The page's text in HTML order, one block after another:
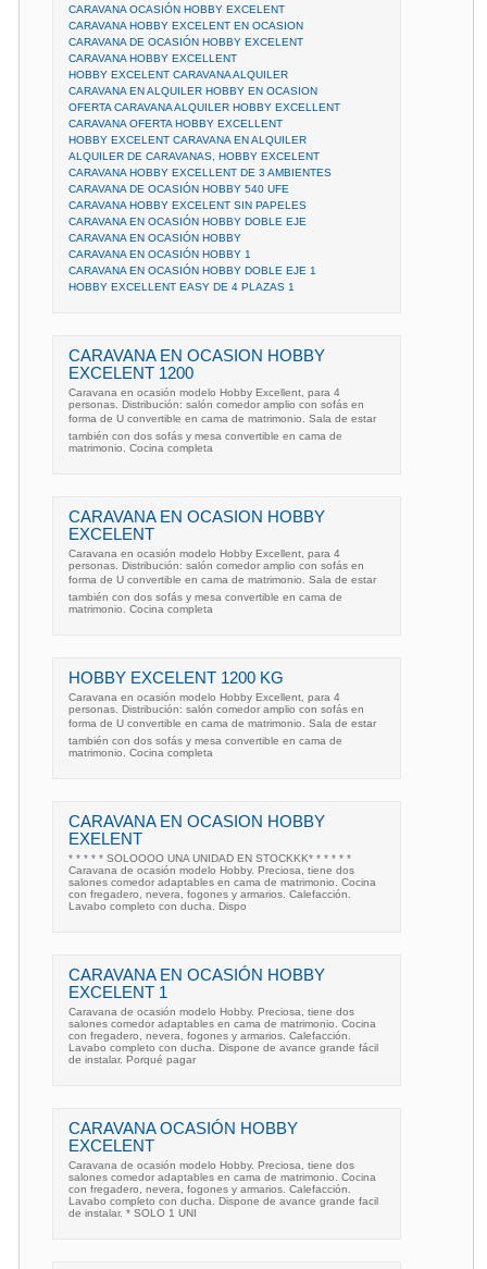
CARAVANA OCASIÓN HOBBY EXCELENT
CARAVANA HOBBY EXCELENT EN OCASION
CARAVANA DE OCASIÓN HOBBY EXCELENT
CARAVANA HOBBY EXCELLENT
HOBBY EXCELENT CARAVANA ALQUILER
CARAVANA EN ALQUILER HOBBY EN OCASION
OFERTA CARAVANA ALQUILER HOBBY EXCELLENT
CARAVANA OFERTA HOBBY EXCELLENT
HOBBY EXCELENT CARAVANA EN ALQUILER
ALQUILER DE CARAVANAS, HOBBY EXCELENT
CARAVANA HOBBY EXCELLENT DE 3 AMBIENTES
CARAVANA DE OCASIÓN HOBBY 540 UFE
CARAVANA HOBBY EXCELENT SIN PAPELES
CARAVANA EN OCASIÓN HOBBY DOBLE EJE
CARAVANA EN OCASIÓN HOBBY
CARAVANA EN OCASIÓN HOBBY 1
CARAVANA EN OCASIÓN HOBBY DOBLE EJE 1
HOBBY EXCELLENT EASY DE 4 PLAZAS 1
CARAVANA EN OCASION HOBBY
EXCELENT 1200
Caravana en ocasión modelo Hobby Excellent, para 4
personas. Distribución: salón comedor amplio con sofás en
forma de U convertible en cama de matrimonio. Sala de estar
también con dos sofás y mesa convertible en cama de
matrimonio. Cocina completa
CARAVANA EN OCASION HOBBY
EXCELENT
Caravana en ocasión modelo Hobby Excellent, para 4
personas. Distribución: salón comedor amplio con sofás en
forma de U convertible en cama de matrimonio. Sala de estar
también con dos sofás y mesa convertible en cama de
matrimonio. Cocina completa
HOBBY EXCELENT 1200 KG
Caravana en ocasión modelo Hobby Excellent, para 4
personas. Distribución: salón comedor amplio con sofás en
forma de U convertible en cama de matrimonio. Sala de estar
también con dos sofás y mesa convertible en cama de
matrimonio. Cocina completa
CARAVANA EN OCASION HOBBY
EXELENT
* * * * * SOLOOOO UNA UNIDAD EN STOCKKK* * * * * *
Caravana de ocasión modelo Hobby. Preciosa, tiene dos
salones comedor adaptables en cama de matrimonio. Cocina
con fregadero, nevera, fogones y armarios. Calefacción.
Lavabo completo con ducha. Dispo
CARAVANA EN OCASIÓN HOBBY
EXCELENT 1
Caravana de ocasión modelo Hobby. Preciosa, tiene dos
salones comedor adaptables en cama de matrimonio. Cocina
con fregadero, nevera, fogones y armarios. Calefacción.
Lavabo completo con ducha. Dispone de avance grande fácil
de instalar. Porqué pagar
CARAVANA OCASIÓN HOBBY
EXCELENT
Caravana de ocasión modelo Hobby. Preciosa, tiene dos
salones comedor adaptables en cama de matrimonio. Cocina
con fregadero, nevera, fogones y armarios. Calefacción.
Lavabo completo con ducha. Dispone de avance grande facil
de instalar. * SOLO 1 UNI